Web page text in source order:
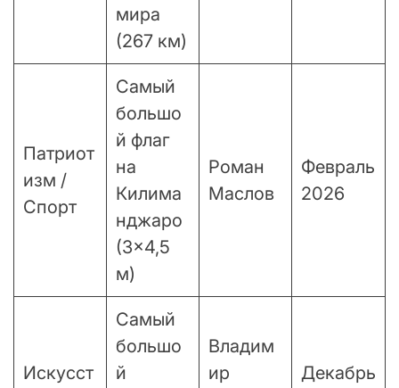
мира
(267 км)
Патриот
изм /
Спорт
Самый
большо
й флаг
на
Килима
нджаро
(3×4,5
м)
Роман
Маслов
Февраль
2026
Искусст
Самый
большо
й
Владим
ир
Декабрь